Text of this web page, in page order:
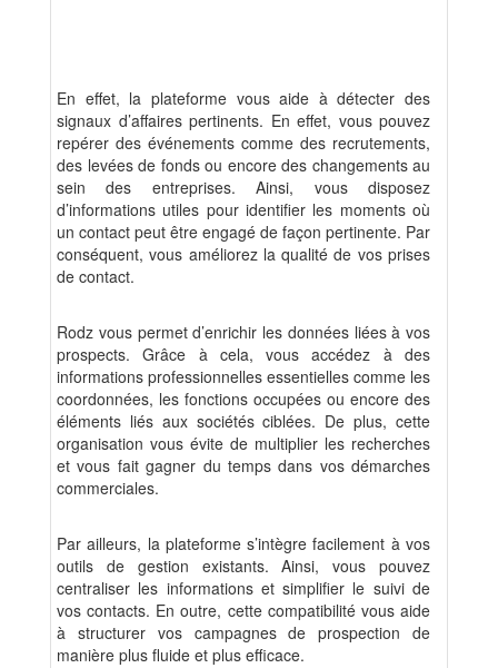
En effet, la plateforme vous aide à détecter des
signaux d’affaires pertinents. En effet, vous pouvez
repérer des événements comme des recrutements,
des levées de fonds ou encore des changements au
sein des entreprises. Ainsi, vous disposez
d’informations utiles pour identifier les moments où
un contact peut être engagé de façon pertinente. Par
conséquent, vous améliorez la qualité de vos prises
de contact.
Rodz vous permet d’enrichir les données liées à vos
prospects. Grâce à cela, vous accédez à des
informations professionnelles essentielles comme les
coordonnées, les fonctions occupées ou encore des
éléments liés aux sociétés ciblées. De plus, cette
organisation vous évite de multiplier les recherches
et vous fait gagner du temps dans vos démarches
commerciales.
Par ailleurs, la plateforme s’intègre facilement à vos
outils de gestion existants. Ainsi, vous pouvez
centraliser les informations et simplifier le suivi de
vos contacts. En outre, cette compatibilité vous aide
à structurer vos campagnes de prospection de
manière plus fluide et plus efficace.